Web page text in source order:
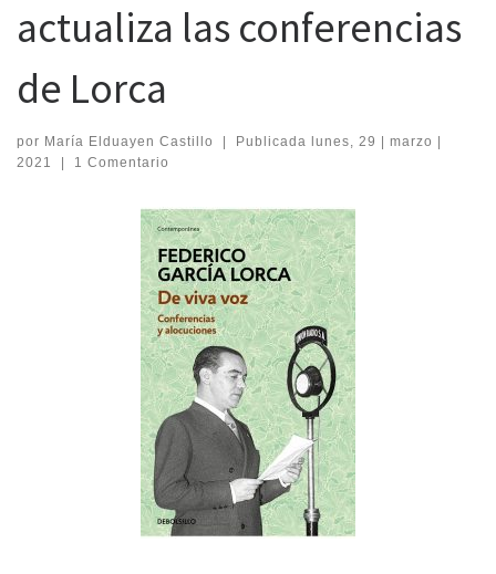
actualiza las conferencias
de Lorca
por María Elduayen Castillo | Publicada lunes, 29 | marzo |
2021
| 1 Comentario